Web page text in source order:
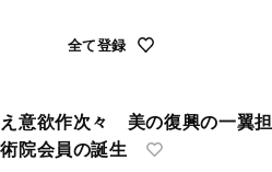
全て登録
意欲作次々 美の復興の一翼担
院会員の誕生